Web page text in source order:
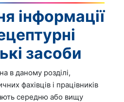
інформації
засоби
в даному розділі,
фахівців і працівників
середню або вищу